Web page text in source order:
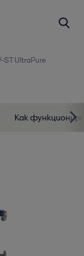
ST UltraPure
Как функционира